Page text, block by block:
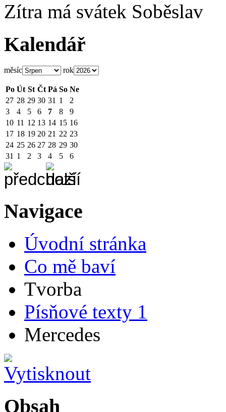
Zítra má svátek Soběslav
Kalendář
měsíc rok
Po Út St Čt Pá So Ne
27 28 29 30 31 1
2
3
4 5 6 7 8
9
10 11 12 13 14 15 16
17 18 19 20 21 22 23
24 25 26 27 28 29 30
31 1 2 3 4 5 6
Navigace
Úvodní stránka
Co mě baví
Tvorba
Písňové texty 1
Mercedes
Obsah